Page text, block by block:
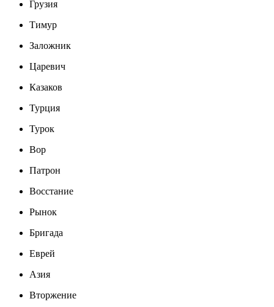
Грузия
Тимур
Заложник
Царевич
Казаков
Турция
Турок
Вор
Патрон
Восстание
Рынок
Бригада
Еврей
Азия
Вторжение